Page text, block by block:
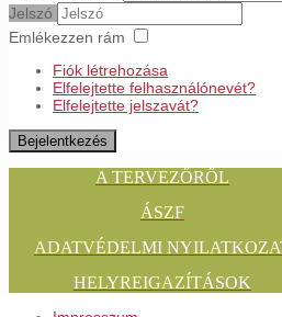
Jelszó
Emlékezzen rám
Fiók létrehozása
Elfelejtette felhasználónevét?
Elfelejtette jelszavát?
Bejelentkezés
A TERVEZŐRŐL
ÁSZF
ADATVÉDELMI
HELYREIGAZÍTÁSOK